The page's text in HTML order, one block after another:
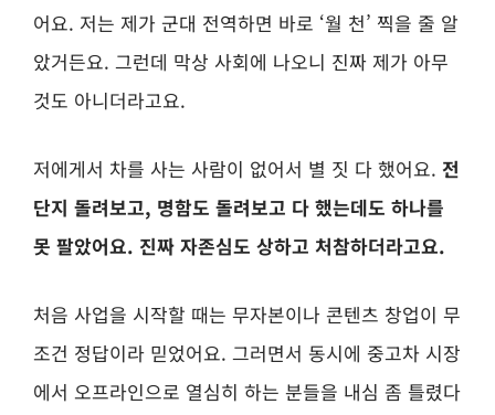
어요. 저는 제가 군대 전역하면 바로 ‘월 천’ 찍을 줄 알
았거든요. 그런데 막상 사회에 나오니 진짜 제가 아무
것도 아니더라고요.
저에게서 차를 사는 사람이 없어서 별 짓 다 했어요. 전
단지 돌려보고, 명함도 돌려보고 다 했는데도 하나를
못 팔았어요. 진짜 자존심도 상하고 처참하더라고요.
처음 사업을 시작할 때는 무자본이나 콘텐츠 창업이 무
조건 정답이라 믿었어요. 그러면서 동시에 중고차 시장
에서 오프라인으로 열심히 하는 분들을 내심 좀 틀렸다